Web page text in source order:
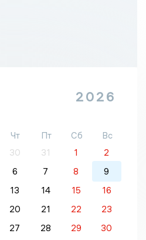
2026
Чт Пт Сб
Вс
30 31 1
2
6 7 8
9
13 14 15
16
20 21 22
23
27 28 29
30